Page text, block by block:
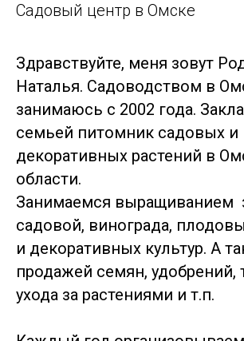
Садовый центр в Омске
Здравствуйте, меня зовут
Наталья. Садоводством в
занимаюсь с 2002 года.
семьей питомник садовых и
декоративных растений в
области.
Занимаемся выращиванием
садовой, винограда,
и декоративных культур. А
продажей семян, удобрений,
ухода за растениями и т.п.